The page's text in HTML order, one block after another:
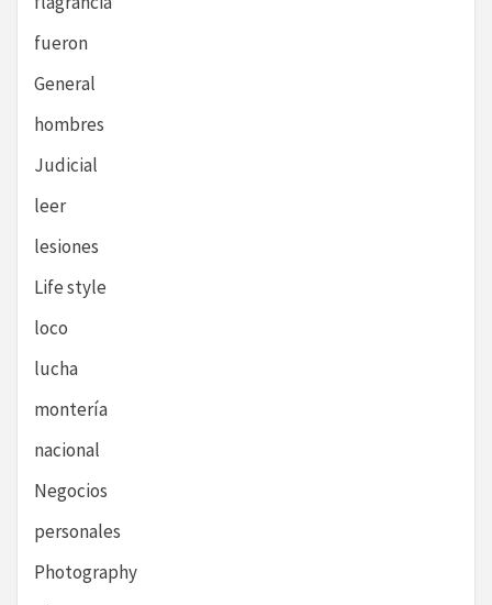
fueron
General
hombres
Judicial
leer
lesiones
Life style
loco
lucha
montería
nacional
Negocios
personales
Photography